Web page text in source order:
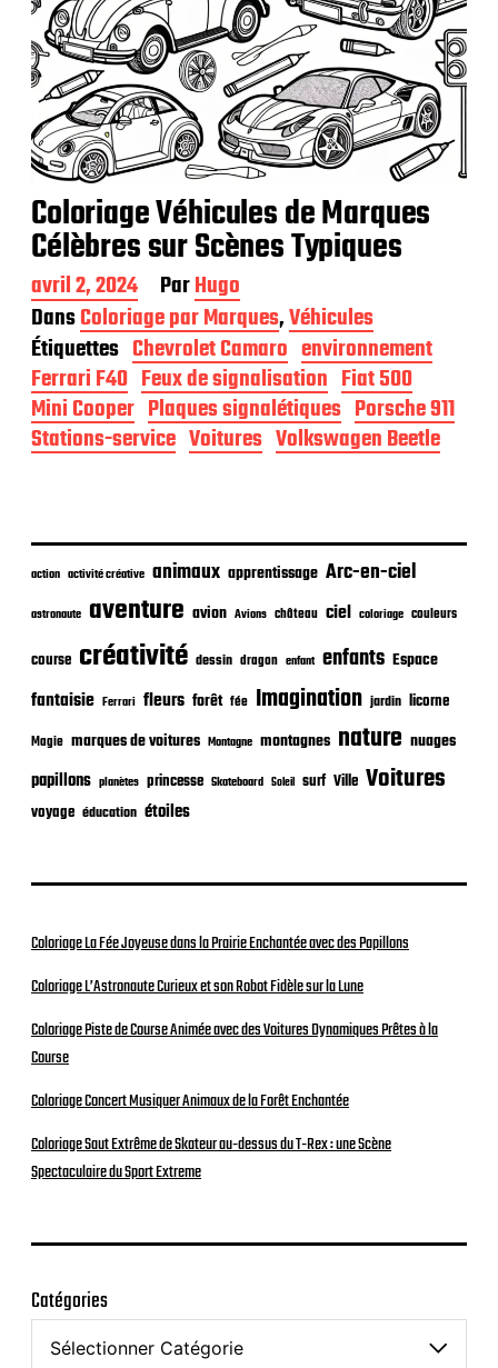
Coloriage Véhicules de Marques
Célèbres sur Scènes Typiques
D
a
t
e
d
e
p
u
b
a
t
o
avril 2, 2024 ParHugo
DansColoriage par Marques,Véhicules
Étiquettes Chevrolet Camaro environnement
Ferrari F40 Feux de signalisation Fiat 500
Mini Cooper Plaques signalétiques Porsche 911
Stations-service Voitures Volkswagen Beetle
action activité créative animaux apprentissage Arc-en-ciel
astronaute aventure avion Avions château ciel coloriage couleurs
course créativité dessin dragon enfant enfants Espace
fantaisie Ferrari fleurs forêt fée Imagination jardin licorne
Magie marques de voitures Montagne montagnes nature nuages
papillons planètes princesse Skateboard Soleil surf Ville Voitures
voyage éducation étoiles
Coloriage La Fée Joyeuse dans la Prairie Enchantée avec des Papillons
Coloriage L’Astronaute Curieux et son Robot Fidèle sur la Lune
Coloriage Piste de Course Animée avec des Voitures Dynamiques Prêtes à la
Course
Coloriage Concert Musiquer Animaux de la Forêt Enchantée
Coloriage Saut Extrême de Skateur au-dessus du T-Rex : une Scène
Spectaculaire du Sport Extreme
Catégories